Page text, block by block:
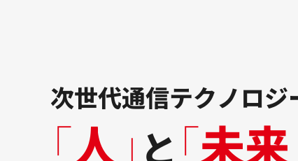
次世代通信テクノロジ
｢人 ｣ と ｢未来